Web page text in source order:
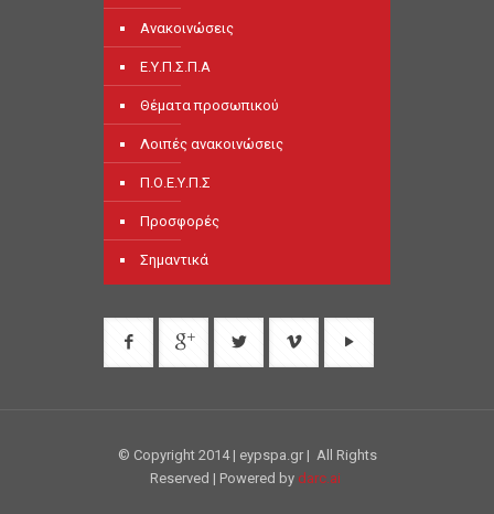
Ανακοινώσεις
Ε.Υ.Π.Σ.Π.Α
Θέματα προσωπικού
Λοιπές ανακοινώσεις
Π.Ο.Ε.Υ.Π.Σ
Προσφορές
Σημαντικά
© Copyright 2014 | eypspa.gr | All Rights
Reserved | Powered by darc.ai